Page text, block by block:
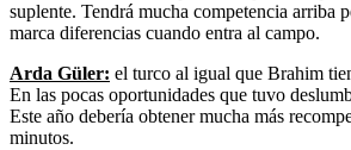
suplente. Tendrá mucha competencia arriba
marca diferencias cuando entra al campo.
Arda Güler: el turco al igual que Brahim
En las pocas oportunidades que tuvo
Este año debería obtener mucha más
minutos.